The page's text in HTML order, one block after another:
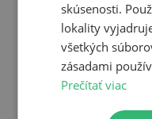
skúsenosti.
lokality
všetkých
zásadami
Prečítať viac